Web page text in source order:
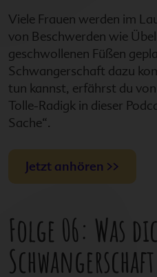
Viele Frauen werden im
von Beschwerden wie
geschwollenen Füßen
Schwangerschaft dazu
tun kannst, erfährst du
Tolle-Radigk in dieser
Sache“.
Jetzt anhören >>
Folge 06: Was